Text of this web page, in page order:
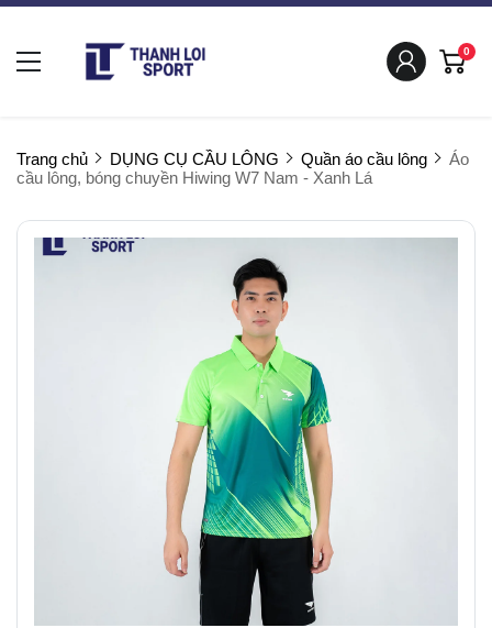
0
Trang chủ DỤNG CỤ CẦU LÔNG Quần áo cầu lông
Áo
cầu lông, bóng chuyền Hiwing W7 Nam - Xanh Lá